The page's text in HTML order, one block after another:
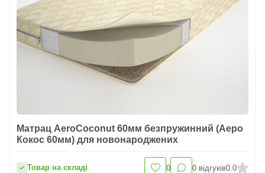
Матрац AeroCoconut 60мм безпружинний (Аеро
Кокос 60мм) для новонароджених
Товар на складі 0 0 відгуків0.0